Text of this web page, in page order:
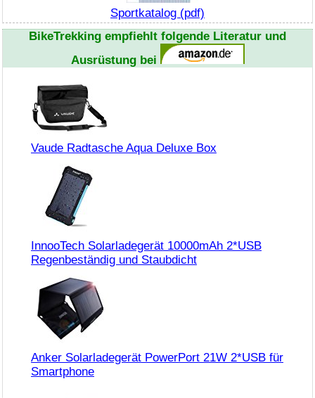
Sportkatalog (pdf)
BikeTrekking empfiehlt folgende Literatur und
Ausrüstung bei
Vaude Radtasche Aqua Deluxe Box
InnooTech Solarladegerät 10000mAh 2*USB
Regenbeständig und Staubdicht
Anker Solarladegerät PowerPort 21W 2*USB für
Smartphone